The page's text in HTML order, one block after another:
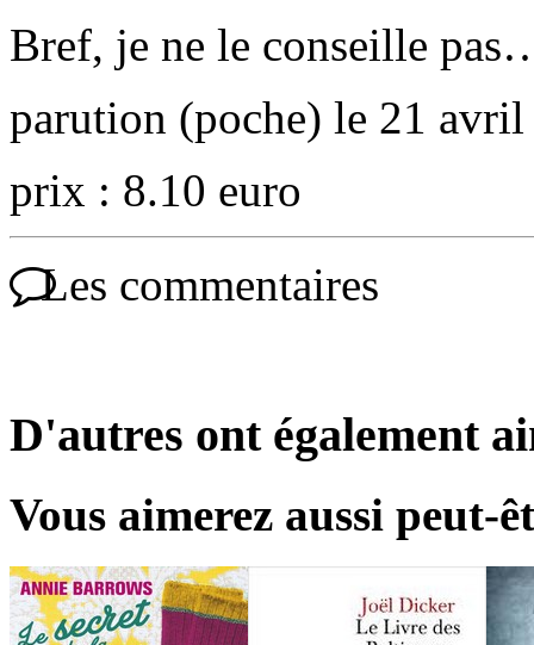
Bref, je ne le conseille
parution (poche) le 21
prix : 8.10 euro
Les commentaires
D'autres ont également
Vous aimerez aussi peut-